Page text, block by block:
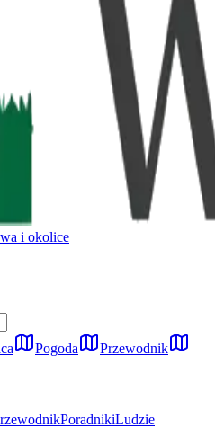
i okolice
Pogoda
Przewodnik
PoradnikiLudzie